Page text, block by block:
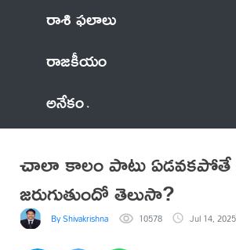
రాశి ఫలాలు
రాజకీయం
అనేకం
చాలా కాలం పాటు ఏడవకపోతే
జరుగుతుందో తెలుసా?
By Shivakrishna 10578 Jul 14,